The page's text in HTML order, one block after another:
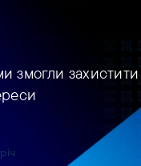
змогли